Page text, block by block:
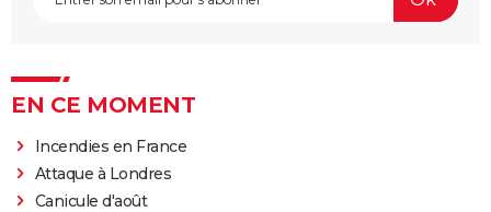
EN CE MOMENT
Incendies en France
Attaque à Londres
Canicule d'août